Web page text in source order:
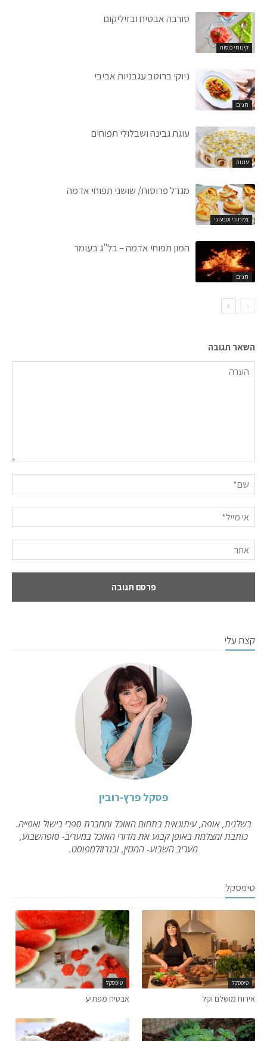
קינוחי כוסות
סורבה אבטיח ובזיליקום
חגים
ניוקי ברוטב עגבניות אביבי
עוגות
עוגת גבינה ושבלולי תפוחים
צמחוני וטבעוני
מגדל פרוסות/ שושני תפוחי אדמה
חגים
המון תפוחי אדמה – בל"ג בעומר
השאר תגובה
קצת עלי
פסקל פרץ-רובין
בשלנית, אופה, עיתונאית בתחום האוכל ומחברת ספרי בישול ואפייה.
כותבת ומצלמת באופן קבוע את מדורי האוכל במעריב- סופהשבוע,
מעריב השבוע- המגזין, ובגרוזלמפוסט.
טיפסקל
טיפסקל
אירוח מושלם וקל
טיפסקל
אבטיח מפתיע